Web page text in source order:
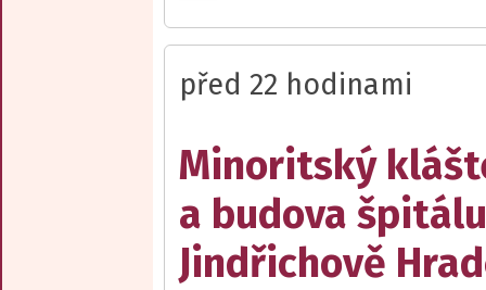
před 22 hodinami
Minoritský
a budova
Jindřichově